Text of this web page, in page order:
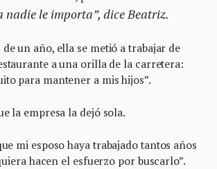
nadie le importa”, dice Beatriz.
de un año, ella se metió a trabajar de
a una orilla de la carretera:
para mantener a mis hijos”.
la empresa la dejó sola.
mi esposo haya trabajado tantos años
hacen el esfuerzo por buscarlo”.